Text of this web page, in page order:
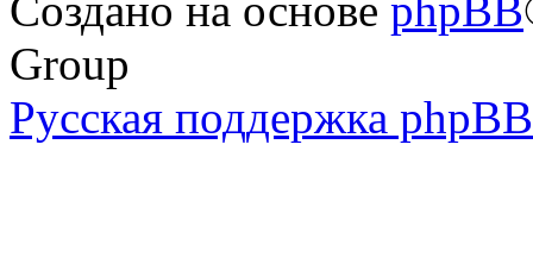
Group
Русская поддержка phpBB